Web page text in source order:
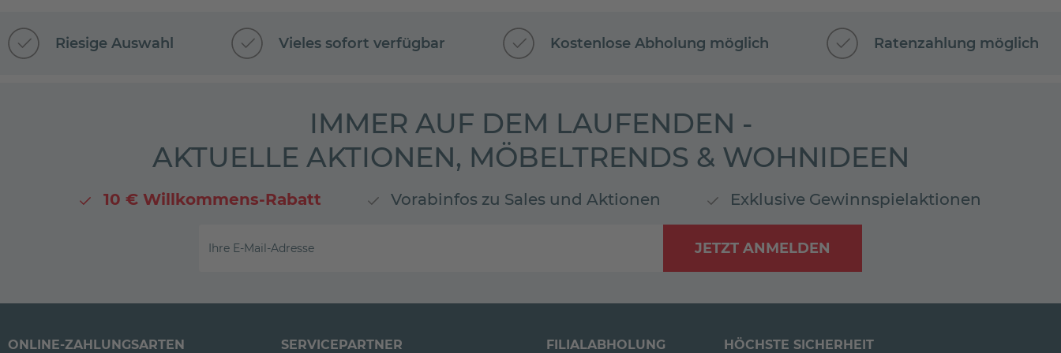
Riesige Auswahl Vieles sofort verfügbar Kostenlose Abholung möglich Ratenzahlung möglich
IMMER AUF DEM LAUFENDEN -
AKTUELLE AKTIONEN, MÖBELTRENDS & WOHNIDEEN
10 € Willkommens-Rabatt Vorabinfos zu Sales und Aktionen Exklusive Gewinnspielaktionen
JETZT ANMELDEN
Ihre E-Mail-Adresse
ONLINE-ZAHLUNGSARTEN SERVICEPARTNER FILIALABHOLUNG HÖCHSTE SICHERHEIT